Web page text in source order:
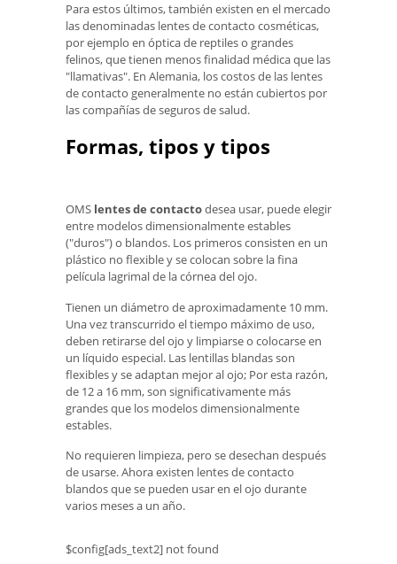
Para estos últimos, también existen en el mercado
las denominadas lentes de contacto cosméticas,
por ejemplo en óptica de reptiles o grandes
felinos, que tienen menos finalidad médica que las
"llamativas". En Alemania, los costos de las lentes
de contacto generalmente no están cubiertos por
las compañías de seguros de salud.
Formas, tipos y tipos
OMS lentes de contactodesea usar, puede elegir
entre modelos dimensionalmente estables
("duros") o blandos. Los primeros consisten en un
plástico no flexible y se colocan sobre la fina
película lagrimal de la córnea del ojo.
Tienen un diámetro de aproximadamente 10 mm.
Una vez transcurrido el tiempo máximo de uso,
deben retirarse del ojo y limpiarse o colocarse en
un líquido especial. Las lentillas blandas son
flexibles y se adaptan mejor al ojo; Por esta razón,
de 12 a 16 mm, son significativamente más
grandes que los modelos dimensionalmente
estables.
No requieren limpieza, pero se desechan después
de usarse. Ahora existen lentes de contacto
blandos que se pueden usar en el ojo durante
varios meses a un año.
$config[ads_text2] not found